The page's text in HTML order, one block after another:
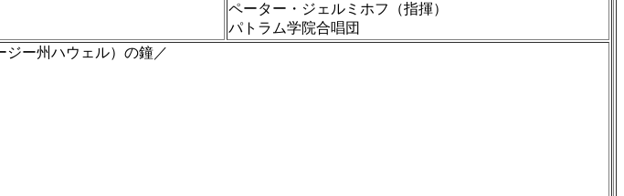
ペーター・ジェルミホフ（指揮）
パトラム学院合唱団
ー州ハウェル）の鐘／